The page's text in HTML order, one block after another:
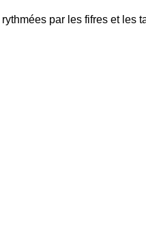
par les fifres et les